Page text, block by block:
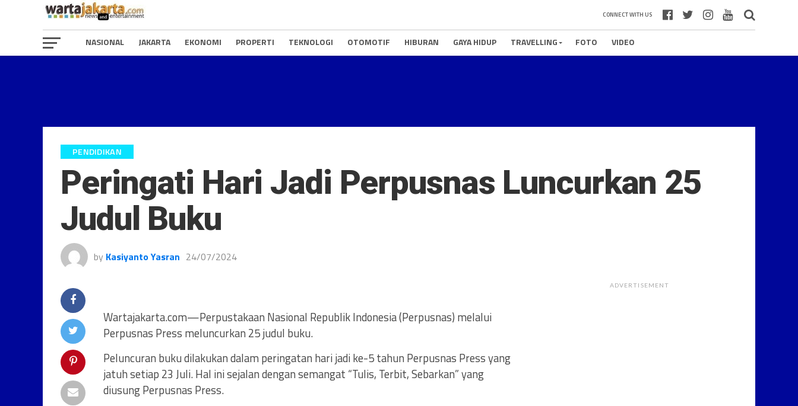
CONNECT WITH US
NASIONAL JAKARTA EKONOMI PROPERTI TEKNOLOGI OTOMOTIF HIBURAN GAYA HIDUP TRAVELLING FOTO VIDEO
PENDIDIKAN
Peringati Hari Jadi Perpusnas Luncurkan 25
Judul Buku
by Kasiyanto Yasran 24/07/2024
Wartajakarta.com—Perpustakaan Nasional Republik Indonesia (Perpusnas) melalui
Perpusnas Press meluncurkan 25 judul buku.
Peluncuran buku dilakukan dalam peringatan hari jadi ke-5 tahun Perpusnas Press yang
jatuh setiap 23 Juli. Hal ini sejalan dengan semangat “Tulis, Terbit, Sebarkan” yang
diusung Perpusnas Press.
ADVERTISEMENT